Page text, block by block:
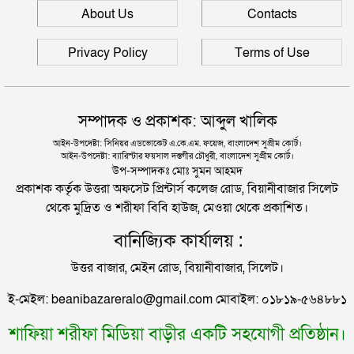
দুই তরুণীকে তুলে নিয়ে ধর্ষণ, ৬ যুবককে যে শাস্তি দিলে
আদালত
যুক্তরাজ্যে বাংলাদেশিদের মধ্যে ৯৫ শতাংশই সিলেটি
সিলেটে বিচার নিয়ে হতাশ ৬ শহীদ পরিবার
রাজধানীর মাদারটেক থেকে তরুণীর খণ্ডিত মাথা ও দুই হাত
উদ্ধার
দিল্লিতে শেখ হাসিনার বক্তব্য দেওয়া নিয়ে পররাষ্ট্র
মন্ত্রণালয়ের ক্ষোভ
সিলেটের সাবেক মন্ত্রী-এমপিরা কে কোথায়?
জুলাই আন্দোলন ছাত্র-জনতার বীরত্বের স্মারকস্তম্ভ:
বিয়ানীবাজারের ইউএনও
সিলেটে সড়ক দুর্ঘটনায় প্রাণ গেল যুবকের
About Us Contacts
Privacy Policy Terms of Use
সম্পাদক ও প্রকাশক: আব্দুল খালিক
আইন-উপদেষ্টা: সিনিয়র এডভোকেট এ.কে.এম. ফয়েজ, বাংলাদেশ সুপ্রীম কোর্ট।
আইন-উপদেষ্টা: ব্যারিস্টার ফয়সাল দস্তগীর চৌধুরী, বাংলাদেশ সুপ্রীম কোর্ট।
উপ-সম্পাদকঃ মোঃ সুমন আহমদ
প্রকাশক কর্তৃক উত্তরা অফসেট প্রিন্টার্স কলেজ রোড, বিয়ানীবাজার সিলেট
থেকে মুদ্রিত ও শরীফা বিবি হাউজ, মেওয়া থেকে প্রকাশিত।
বানিজ্যিক কার্যালয় :
উত্তর বাজার, মেইন রোড, বিয়ানীবাজার, সিলেট।
ই-মেইল: beanibazareralo@gmail.com মোবাইল: ০১৮১৯-৫৬৪৮৮১
শাফিয়া শরীফা মিডিয়া বাড়ীর একটি সহযোগী প্রতিষ্ঠান।